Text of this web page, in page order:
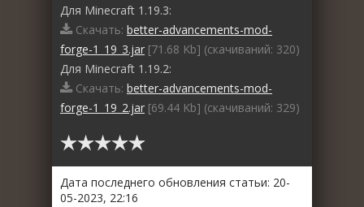
Для Minecraft 1.19.3:
Скачать: better-advancements-mod-
forge-1_19_3.jar [71.68 Kb] (cкачиваний: 320)
Для Minecraft 1.19.2:
Скачать: better-advancements-mod-
forge-1_19_2.jar [69.44 Kb] (cкачиваний: 329)
Дата последнего обновления статьи: 20-
05-2023, 22:16